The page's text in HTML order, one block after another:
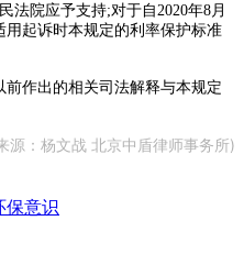
法院应予支持;对于自2020年8月
用起诉时本规定的利率保护标准
作出的相关司法解释与本规定
源： 杨文战 北京中盾律师事务所)
保意识